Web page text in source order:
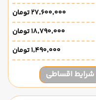
۲۷٬۶۰۰٬۰۰۰ تومان
۱۸٬۷۹۰٬۰۰۰ تومان
۱٬۴۹۰٬۰۰۰ تومان
شرایط اقساطی